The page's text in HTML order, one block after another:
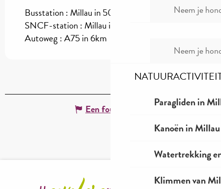
Neem je
Neem je
Paragliden in
Kanoën in
Watertrekking
Klimmen van
Busstation : Millau in 500m
SNCF-station : Millau in 500m
Autoweg : A75 in 6km
Een fout melden